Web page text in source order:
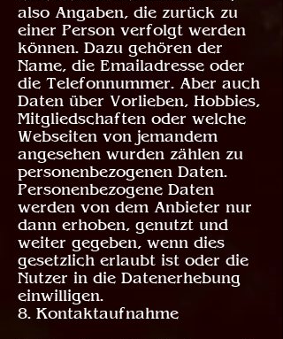
also Angaben, die zurück zu
einer Person verfolgt werden
können. Dazu gehören der
Name, die Emailadresse oder
die Telefonnummer. Aber auch
Daten über Vorlieben, Hobbies,
Mitgliedschaften oder welche
Webseiten von jemandem
angesehen wurden zählen zu
personenbezogenen Daten.
Personenbezogene Daten
werden von dem Anbieter nur
dann erhoben, genutzt und
weiter gegeben, wenn dies
gesetzlich erlaubt ist oder die
Nutzer in die Datenerhebung
einwilligen.
8. Kontaktaufnahme